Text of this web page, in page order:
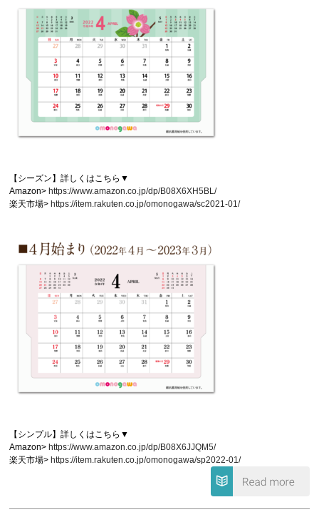
【シーズン】詳しくはこちら▼
Amazon>https://www.amazon.co.jp/dp/B08X6XH5BL/
楽天市場>https://item.rakuten.co.jp/omonogawa/sc2021-01/
【シンプル】詳しくはこちら▼
Amazon>https://www.amazon.co.jp/dp/B08X6JJQM5/
楽天市場>https://item.rakuten.co.jp/omonogawa/sp2022-01/